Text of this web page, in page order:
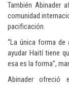
También Abinader
comunidad
pacificación.
“La única forma
ayudar Haití tiene
esa es la forma”,
Abinader ofreció